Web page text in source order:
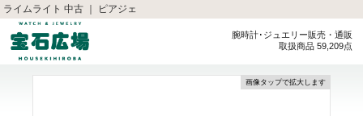
ライムライト 中古 ｜ ピアジェ
腕時計･ジュエリー販売・通販
取扱商品 59,209点
画像タップで拡大します